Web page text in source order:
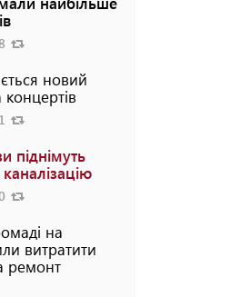
новий
концертів
піднімуть
на
витратити
ремонт